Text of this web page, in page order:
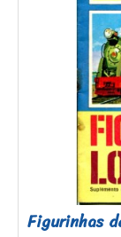
Figurinhas